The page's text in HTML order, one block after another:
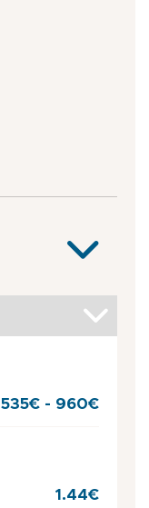
535€ - 960€
1.44€